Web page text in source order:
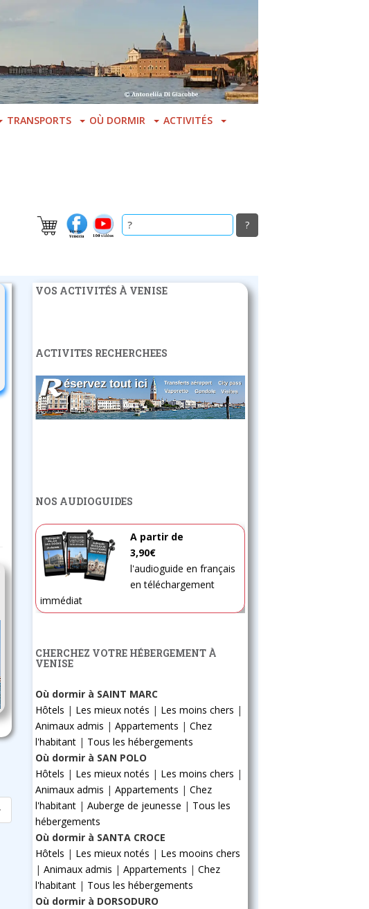
TRANSPORTS OÙ DORMIR ACTIVITÉS
VOS ACTIVITÉS À VENISE
ACTIVITES RECHERCHEES
NOS AUDIOGUIDES
A partir de
3,90€
l'audioguide en français
en téléchargement
immédiat
CHERCHEZ VOTRE HÉBERGEMENT À
VENISE
Où dormir à SAINT MARC
Hôtels | Les mieux notés | Les moins chers |
Animaux admis | Appartements | Chez
l'habitant| Tous les hébergements
Où dormir à SAN POLO
Hôtels | Les mieux notés | Les moins chers |
Animaux admis | Appartements | Chez
l'habitant| Auberge de jeunesse | Tous les
hébergements
Où dormir à SANTA CROCE
Hôtels | Les mieux notés | Les mooins chers
| Animaux admis | Appartements | Chez
l'habitant| Tous les hébergements
Où dormir à DORSODURO